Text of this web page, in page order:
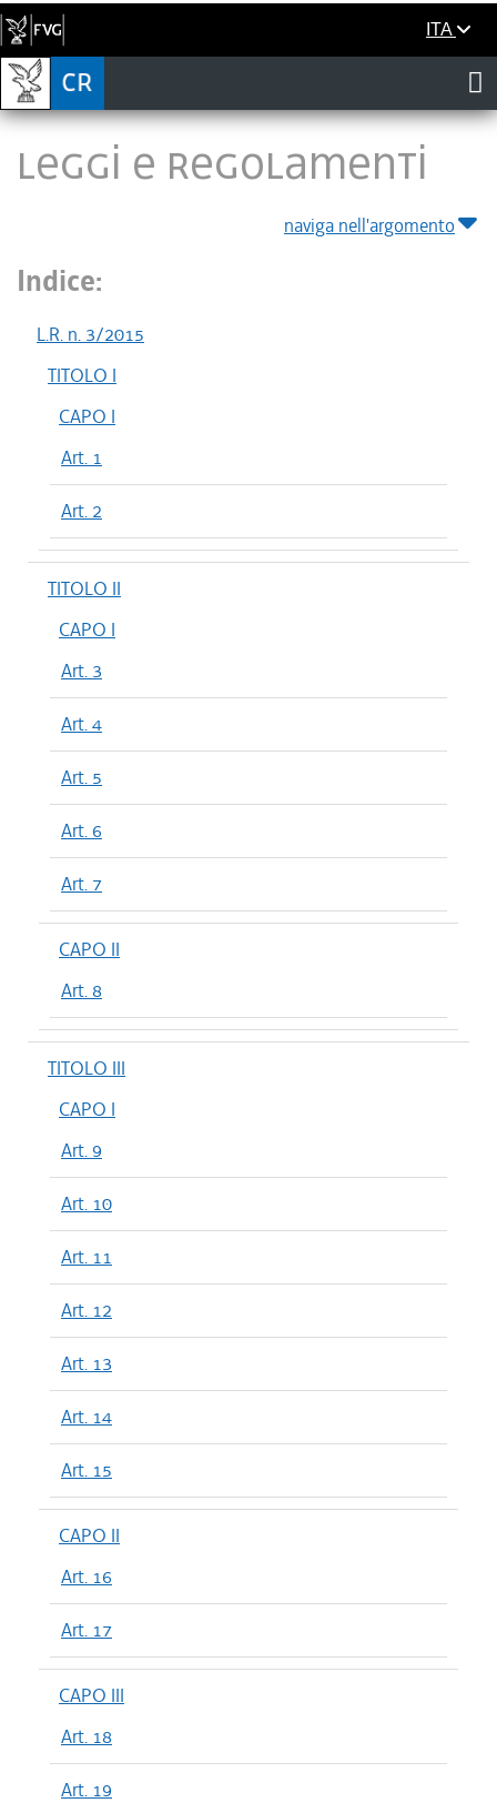
ITA
LEGGI E REGOLAMENTI
naviga nell'argomento
Indice:
L.R. n. 3/2015
TITOLO I
CAPO I
Art. 1
Art. 2
TITOLO II
CAPO I
Art. 3
Art. 4
Art. 5
Art. 6
Art. 7
CAPO II
Art. 8
TITOLO III
CAPO I
Art. 9
Art. 10
Art. 11
Art. 12
Art. 13
Art. 14
Art. 15
CAPO II
Art. 16
Art. 17
CAPO III
Art. 18
Art. 19